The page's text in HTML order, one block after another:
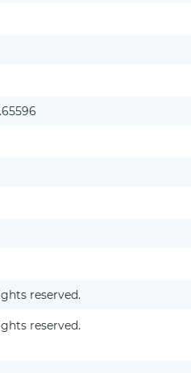
reserved.
reserved.